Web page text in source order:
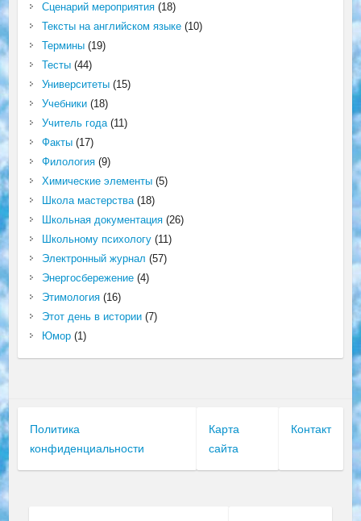
Сценарий мероприятия(18)
Тексты на английском языке(10)
Термины(19)
Тесты(44)
Университеты(15)
Учебники(18)
Учитель года(11)
Факты(17)
Филология(9)
Химические элементы(5)
Школа мастерства(18)
Школьная документация(26)
Школьному психологу(11)
Электронный журнал (57)
Энергосбережение(4)
Этимология(16)
Этот день в истории(7)
Юмор(1)
Политика
конфиденциальности
Карта
сайта
Контакт